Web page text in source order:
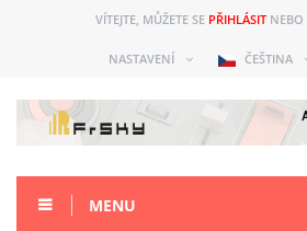
VÍTEJTE, MŮŽETE SE PŘIHLÁSIT NEBO
NASTAVENÍ ČEŠTINA
MENU